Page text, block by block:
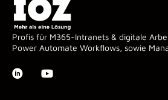
Profis für M365-Intranets & digitale
Power Automate Workflows, sowie